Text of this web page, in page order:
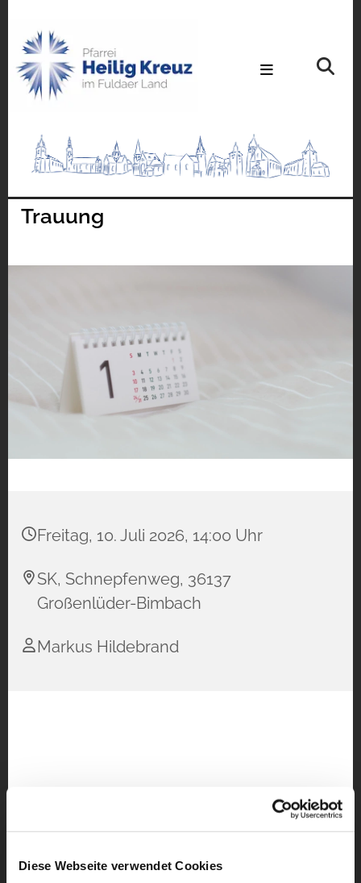
Diese Webseite verwendet Cookies
Trauung
Freitag, 10. Juli 2026, 14:00 Uhr
SK, Schnepfenweg, 36137
Großenlüder-Bimbach
Markus Hildebrand